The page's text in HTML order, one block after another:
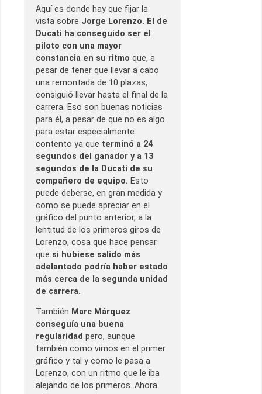
Aquí es donde hay que fijar la
vista sobre Jorge Lorenzo. El de
Ducati ha conseguido ser el
piloto con una mayor
constancia en su ritmo que, a
pesar de tener que llevar a cabo
una remontada de 10 plazas,
consiguió llevar hasta el final de la
carrera. Eso son buenas noticias
para él, a pesar de que no es algo
para estar especialmente
contento ya que terminó a 24
segundos del ganador y a 13
segundos de la Ducati de su
compañero de equipo. Esto
puede deberse, en gran medida y
como se puede apreciar en el
gráfico del punto anterior, a la
lentitud de los primeros giros de
Lorenzo, cosa que hace pensar
que si hubiese salido más
adelantado podría haber estado
más cerca de la segunda unidad
de carrera.
También Marc Márquez
conseguía una buena
regularidad pero, aunque
también como vimos en el primer
gráfico y tal y como le pasa a
Lorenzo, con un ritmo que le iba
alejando de los primeros. Ahora